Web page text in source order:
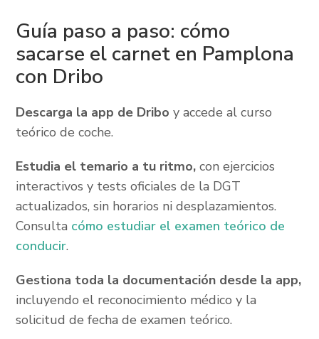
Guía paso a paso: cómo
sacarse el carnet en Pamplona
con Dribo
Descarga la app de Dribo y accede al curso
teórico de coche.
Estudia el temario a tu ritmo, con ejercicios
interactivos y tests oficiales de la DGT
actualizados, sin horarios ni desplazamientos.
Consulta cómo estudiar el examen teórico de
conducir.
Gestiona toda la documentación desde la app,
incluyendo el reconocimiento médico y la
solicitud de fecha de examen teórico.